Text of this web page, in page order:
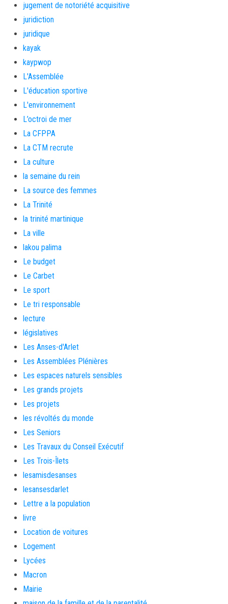
jugement de notoriété acquisitive
juridiction
juridique
kayak
kaypwop
L'Assemblée
L'éducation sportive
L'environnement
L’octroi de mer
La CFPPA
La CTM recrute
La culture
la semaine du rein
La source des femmes
La Trinité
la trinité martinique
La ville
lakou palima
Le budget
Le Carbet
Le sport
Le tri responsable
lecture
législatives
Les Anses-d'Arlet
Les Assemblées Plénières
Les espaces naturels sensibles
Les grands projets
Les projets
les révoltés du monde
Les Seniors
Les Travaux du Conseil Exécutif
Les Trois-Îlets
lesamisdesanses
lesansesdarlet
Lettre a la population
livre
Location de voitures
Logement
Lycées
Macron
Mairie